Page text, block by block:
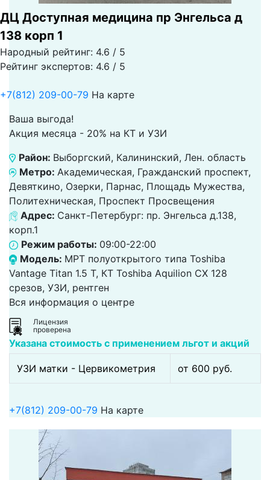
ДЦ Доступная медицина пр Энгельса д
138 корп 1
Народный рейтинг: 4.6 / 5
Рейтинг экспертов: 4.6 / 5
+7(812) 209-00-79 На карте
Ваша выгода!
Акция месяца - 20% на КТ и УЗИ
Район: Выборгский, Калининский, Лен. область
Метро: Академическая, Гражданский проспект,
Девяткино, Озерки, Парнас, Площадь Мужества,
Политехническая, Проспект Просвещения
Адрес: Санкт-Петербург: пр. Энгельса д.138,
корп.1
Режим работы: 09:00-22:00
Модель: МРТ полуоткрытого типа Toshiba
Vantage Titan 1.5 Т, КТ Toshiba Aquilion CX 128
срезов, УЗИ, рентген
Вся информация о центре
Лицензия
проверена
Указана стоимость с применением льгот и акций
УЗИ матки - Цервикометрия от 600 pуб.
+7(812) 209-00-79 На карте